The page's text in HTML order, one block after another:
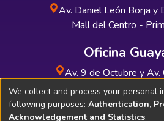
Av. Daniel León Borja y
Mall del Centro -
Oficina
Av. 9 de Octubre y Av.
INDUAUTO -
We collect and process your personal
following purposes: Authentication,
Acknowledgement and Statistics.